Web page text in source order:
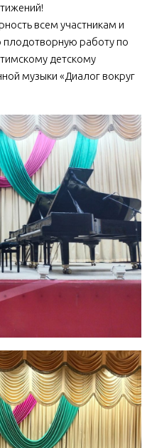
всем участникам и
плодотворную работу по
детскому
музыки «Диалог вокруг